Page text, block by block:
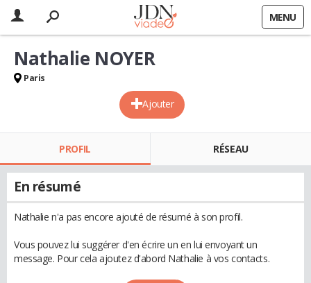
MENU
Ajouter
Nathalie NOYER
Paris
PROFIL RÉSEAU
En résumé
Nathalie n'a pas encore ajouté de résumé à son profil.
Vous pouvez lui suggérer d'en écrire un en lui envoyant un
message. Pour cela ajoutez d'abord Nathalie à vos contacts.